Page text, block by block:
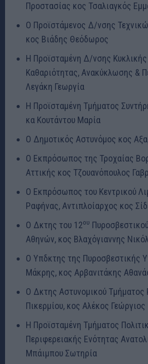
Προστασίας κος Τσαλιαγκός
Ο Προϊστάμενος Δ/νσης
κος Βιάδης Θεόδωρος
Η Προϊσταμένη Δ/νσης Κυκλικής
Καθαριότητας, Ανακύκλωσης &
Λεγάκη Γεωργία
Η Προϊσταμένη Τμήματος
κα Κουτάντου Μαρία
Ο Δημοτικός Αστυνόμος κος
Ο Εκπρόσωπος της Τροχαίας
Αττικής κος Τζουανόπουλος
Ο Εκπρόσωπος του Κεντρικού
Ραφήνας, Αντιπλοίαρχος κος
Ο Δκτης του 12ου
Αθηνών, κος Βλαχόγιαννης
Ο Υπδκτης της Πυροσβεστικής
Μάκρης, κος Αρβανιτάκης
Ο Δκτης Αστυνομικού Τμήματος
Πικερμίου, κος Αλέκος Γεώργιος
Η Προϊσταμένη Τμήματος
Περιφερειακής Ενότητας
Μπάιμπου Σωτηρία